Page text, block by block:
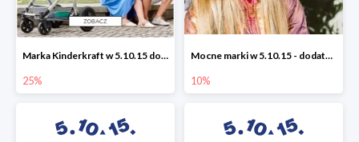
Marka Kinderkraft w 5.10.15 do -25%
25%
Mocne marki w 5.10.15 - dodatkowe -10% rabatu
10%